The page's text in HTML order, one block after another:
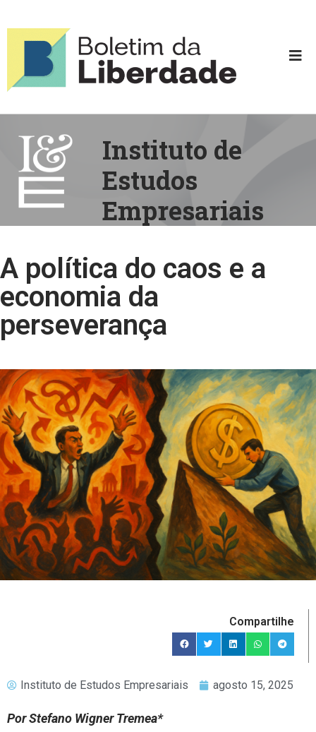
Instituto de
Estudos
Empresariais
A política do caos e a
economia da
perseverança
Compartilhe
Instituto de Estudos Empresariais agosto 15, 2025
Por Stefano Wigner Tremea*